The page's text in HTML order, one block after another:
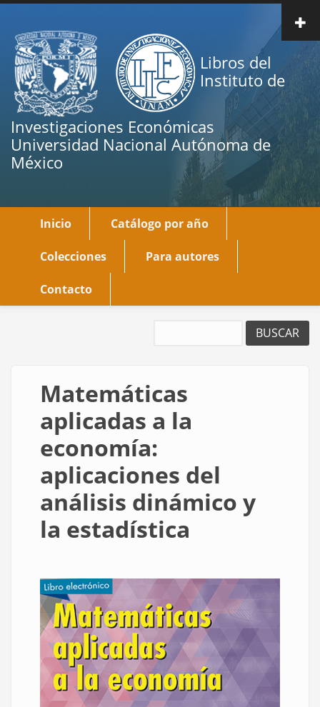
Pasar
contenido
principal
Libros del
Instituto de
Investigaciones Económicas
Universidad Nacional Autónoma de
México
Main
navigation
Inicio Catálogo por año
Colecciones Para autores
Contacto
Matemáticas
aplicadas a la
economía:
aplicaciones del
análisis dinámico y
la estadística